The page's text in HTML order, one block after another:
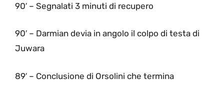
90′ – Segnalati 3 minuti di recupero
90′ – Darmian devia in angolo il colpo di testa di
Juwara
89′ – Conclusione di Orsolini che termina